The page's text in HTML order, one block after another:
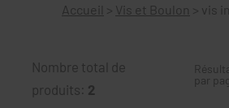
Accueil > Vis et Boulon > vis
Nombre total de
produits: 2
par